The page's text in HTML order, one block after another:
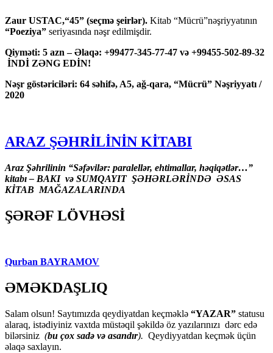
Zaur USTAC,“45” (seçmə şeirlər). Kitab “Mücrü”nəşriyyatının
“Poeziya” seriyasında nəşr edilmişdir.
Qiyməti: 5 azn – Əlaqə: +99477-345-77-47 və +99455-502-89-32
İNDİ ZƏNG EDİN!
Nəşr göstəriciləri: 64 səhifə, A5, ağ-qara, “Mücrü” Nəşriyyatı /
2020
ARAZ ŞƏHRİLİNİN KİTABI
Araz Şəhrilinin “Səfəvilər: paralellər, ehtimallar, həqiqətlər…”
kitabı – BAKI və SUMQAYIT ŞƏHƏRLƏRİNDƏ ƏSAS
KİTAB MAĞAZALARINDA
ŞƏRƏF LÖVHƏSİ
Qurban BAYRAMOV
ƏMƏKDAŞLIQ
Salam olsun! Saytımızda qeydiyatdan keçməklə “YAZAR” statusu
alaraq, istədiyiniz vaxtda müstəqil şəkildə öz yazılarınızı dərc edə
bilərsiniz (bu çox sadə və asandır). Qeydiyyatdan keçmək üçün
əlaqə saxlayın.